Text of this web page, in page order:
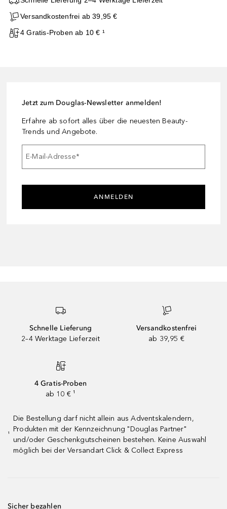
Versandkostenfrei ab 39,95 €
4 Gratis-Proben ab 10 € ¹
Jetzt zum Douglas-Newsletter anmelden!
Erfahre ab sofort alles über die neuesten Beauty-
Trends und Angebote.
E-Mail-Adresse*
ANMELDEN
Schnelle Lieferung
2–4 Werktage Lieferzeit
Versandkostenfrei
ab 39,95 €
4 Gratis-Proben
ab 10 € ¹
¹
Die Bestellung darf nicht allein aus Adventskalendern,
Produkten mit der Kennzeichnung "Douglas Partner"
und/oder Geschenkgutscheinen bestehen. Keine Auswahl
möglich bei der Versandart Click & Collect Express
Sicher bezahlen